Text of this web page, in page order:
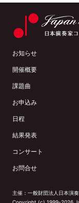
お知らせ
開催概要
課題曲
お申込み
日程
結果発表
コンサート
お問合せ
主催： 一般財団法人日本演